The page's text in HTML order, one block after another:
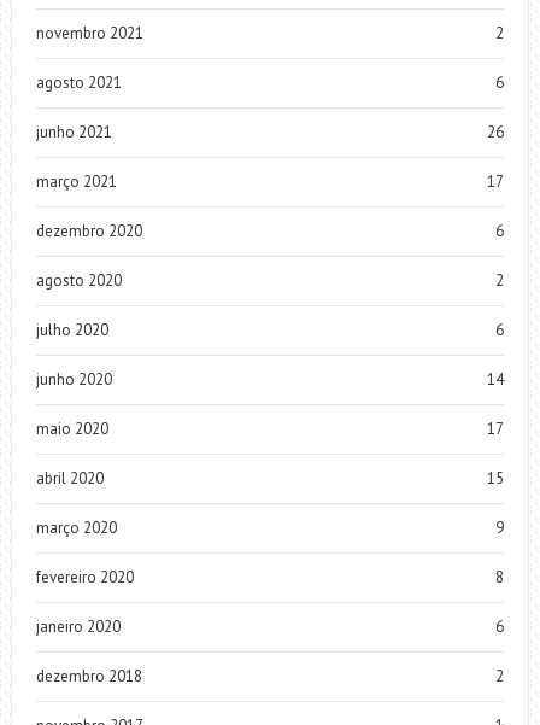
novembro 2021 2
agosto 2021 6
junho 2021 26
março 2021 17
dezembro 2020 6
agosto 2020 2
julho 2020 6
junho 2020 14
maio 2020 17
abril 2020 15
março 2020 9
fevereiro 2020 8
janeiro 2020 6
dezembro 2018 2